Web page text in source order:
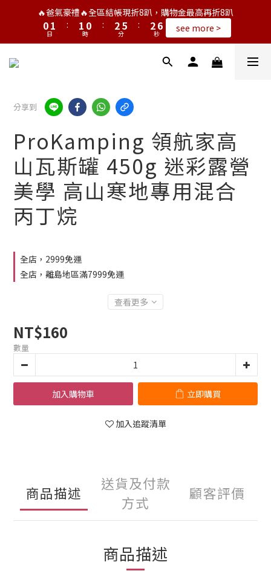
🔥爸氣豪禮🔥全區結帳現折8趴，購物金最高再折8趴
1
0
2
1
0
日
:
2
1
0
1
0
時
:
3
2
1
6
5
4
分
:
3
2
1
6
5
4
秒 see more >
分享到
ProKamping 領航家高
山瓦斯罐 450g 迷彩露營
美學 高山寒地專用混合
丙丁烷
全店，2999免運
全店，離島地區滿7999免運
查看更多
NT$160
數量
加入購物車 立即購買
加入追蹤清單
商品描述
送貨及付款
方式
顧客評價
商品描述